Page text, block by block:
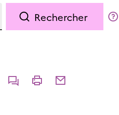
Rechercher
CommenterImprimerPartager par courriel